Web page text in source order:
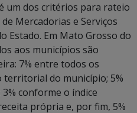
um dos critérios para rateio
Mercadorias e Serviços
Estado. Em Mato Grosso do
aos municípios são
7% entre todos os
territorial do município; 5%
conforme o índice
própria e, por fim, 5%